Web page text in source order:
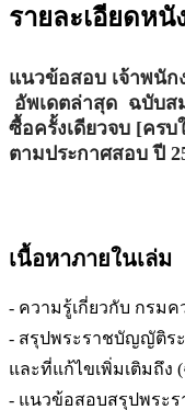
รายละเอียดหนั
แนวข้อสอบ เจ้าพนั
อัพเดตล่าสุด ฉบับส
ซื้อครั้งเดียวจบ [ครบ
ตามประกาศสอบ ปี
เนื้อหาภายในเล่ม
- ความรู้เกี่ยวกับ กรม
- สรุปพระราชบัญญัติระ
และที่แก้ไขเพิ่มเติมถึง
- แนวข้อสอบสรุปพระ